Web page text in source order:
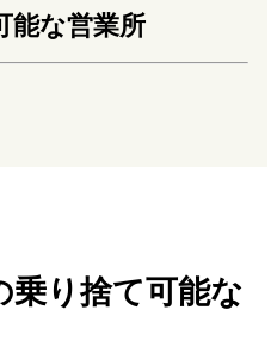
能な営業所
乗り捨て可能な